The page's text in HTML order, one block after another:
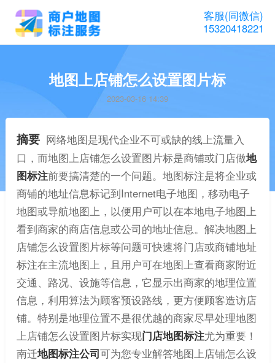
客服(同微信)
15320418221
地图上店铺怎么设置图片标
2023-03-16 14:39
摘要 网络地图是现代企业不可或缺的线上流量入
口，而地图上店铺怎么设置图片标是商铺或门店做地
图标注前要搞清楚的一个问题。地图标注是将企业或
商铺的地址信息标记到Internet电子地图，移动电子
地图或导航地图上，以便用户可以在本地电子地图上
看到商家的商店信息或公司的地址信息。解决地图上
店铺怎么设置图片标等问题可快速将门店或商铺地址
标注在主流地图上，且用户可在地图上查看商家附近
交通、路况、设施等信息，它显示出商家的地理位置
信息，利用算法为顾客预设路线，更方便顾客造访店
铺。特别是地理位置不是很优越的商家尽早处理地图
上店铺怎么设置图片标实现门店地图标注尤为重要！
南迁地图标注公司可为您专业解答地图上店铺怎么设